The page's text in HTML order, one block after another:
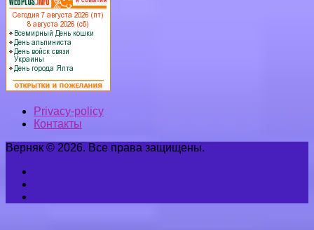
Privacy-policy
Контакты
Верняк © 2026. Все права защищены.